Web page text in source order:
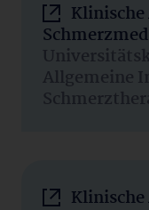
Allgemeine